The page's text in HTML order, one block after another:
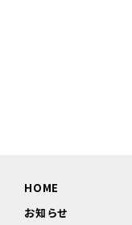
HOME
お知らせ